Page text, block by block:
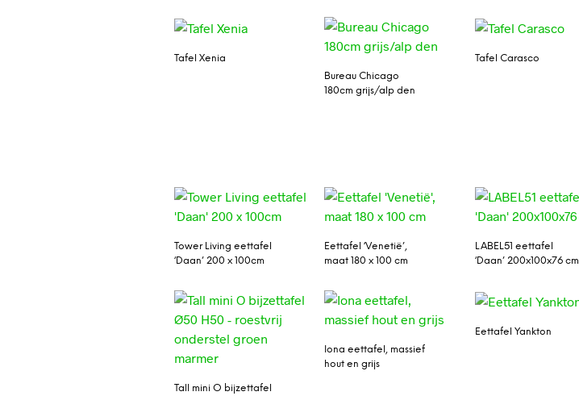
Tafel Xenia
Bureau Chicago
180cm grijs/alp den
Tafel Carasco
Tower Living eettafel
‘Daan’ 200 x 100cm
Eettafel ‘Venetië’,
maat 180 x 100 cm
LABEL51 eettafel
‘Daan’ 200x100x76 cm
Tall mini O bijzettafel
Iona eettafel, massief
hout en grijs
Eettafel Yankton